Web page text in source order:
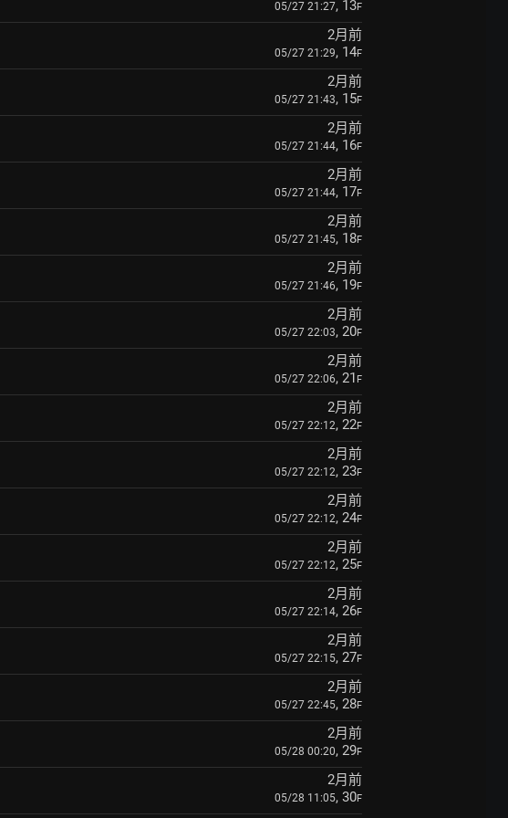
05/27 21:27, 13F
2月前
05/27 21:29, 14F
2月前
05/27 21:43, 15F
2月前
05/27 21:44, 16F
2月前
05/27 21:44, 17F
2月前
05/27 21:45, 18F
2月前
05/27 21:46, 19F
2月前
05/27 22:03, 20F
2月前
05/27 22:06, 21 F
2月前
05/27 22:12, 22F
2月前
05/27 22:12, 23F
2月前
05/27 22:12, 24F
2月前
05/27 22:12, 25F
2月前
05/27 22:14, 26F
2月前
05/27 22:15, 27F
2月前
05/27 22:45, 28F
2月前
05/28 00:20, 29F
2月前
05/28 11:05, 30F